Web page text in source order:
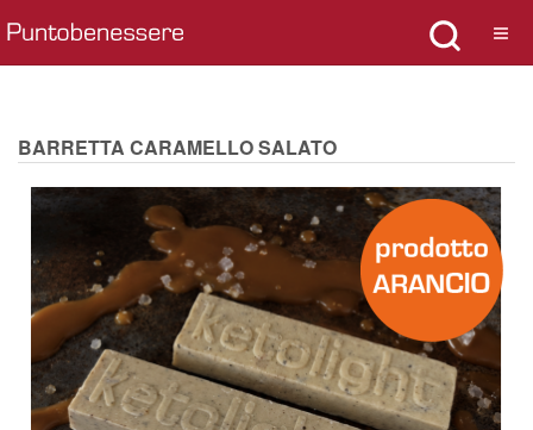
BARRETTA CARAMELLO SALATO